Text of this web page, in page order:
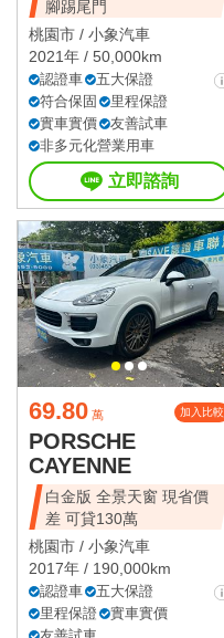
腳踢尾門
桃園市 / 小象汽車
2021年 / 50,000km
認證車
五大保證
符合保固
里程保證
實車實價
友善試車
非多元化營業用車
立即諮詢
69.80 萬 加入比較
PORSCHE
CAYENNE
白金版 全景天窗 現省價
差 可貸130萬
桃園市 / 小象汽車
2017年 / 190,000km
認證車
五大保證
里程保證
實車實價